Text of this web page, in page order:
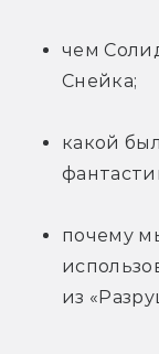
чем
Снейка;
какой
почему
из